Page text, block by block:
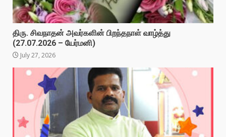
திரு. சிவநாதன் அவர்களின் பிறந்தநாள் வாழ்த்து
(27.07.2026 – யேர்மனி)
July 27, 2026